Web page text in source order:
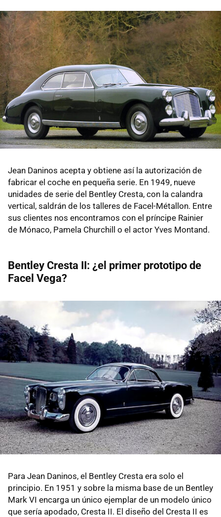
Jean Daninos acepta y obtiene así la autorización de
fabricar el coche en pequeña serie. En 1949, nueve
unidades de serie del Bentley Cresta, con la calandra
vertical, saldrán de los talleres de Facel-Métallon. Entre
sus clientes nos encontramos con el príncipe Rainier
de Mónaco, Pamela Churchill o el actor Yves Montand.
Bentley Cresta II: ¿el primer prototipo de
Facel Vega?
Para Jean Daninos, el Bentley Cresta era solo el
principio. En 1951 y sobre la misma base de un Bentley
Mark VI encarga un único ejemplar de un modelo único
que sería apodado, Cresta II. El diseño del Cresta II es